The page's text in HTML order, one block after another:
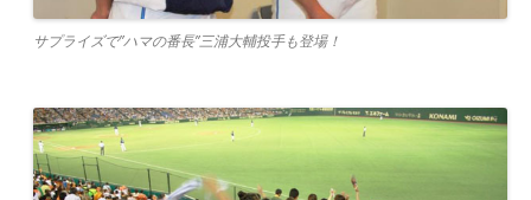
サプライズで”ハマの番長”三浦大輔投手も登場！